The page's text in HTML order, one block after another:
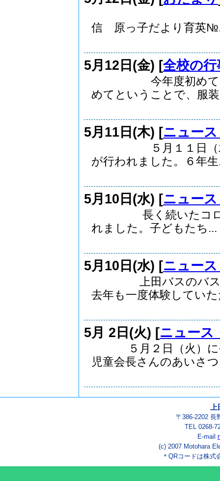
信 原っ子だより育英
5月12日(金) [全校の行
今年度初めての運
めてということで、服
5月11日(木) [ニュー
５月１１日（木）
が行われました。６年
5月10日(水) [ニュー
長く続いたコロナ
れました。子どもたち...
5月10日(水) [ニュー
上田バスのバス乗
去年も一度体験してい
5月 2日(火) [ニュース
５月２日（火）に令
児童会長さんのあいさ
〒386-2202 長
TEL 0268-
E-mail
(c) 2007 Motohara
＊QRコードは株式